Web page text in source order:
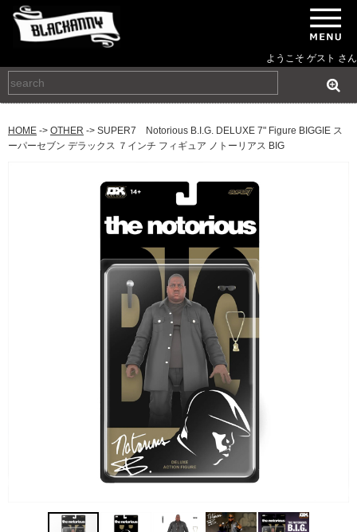
ようこそ ゲスト さん
HOME -> OTHER -> SUPER7 Notorious B.I.G. DELUXE 7" Figure BIGGIE ス
ーパーセブン デラックス ７インチ フィギュア ノトーリアス BIG